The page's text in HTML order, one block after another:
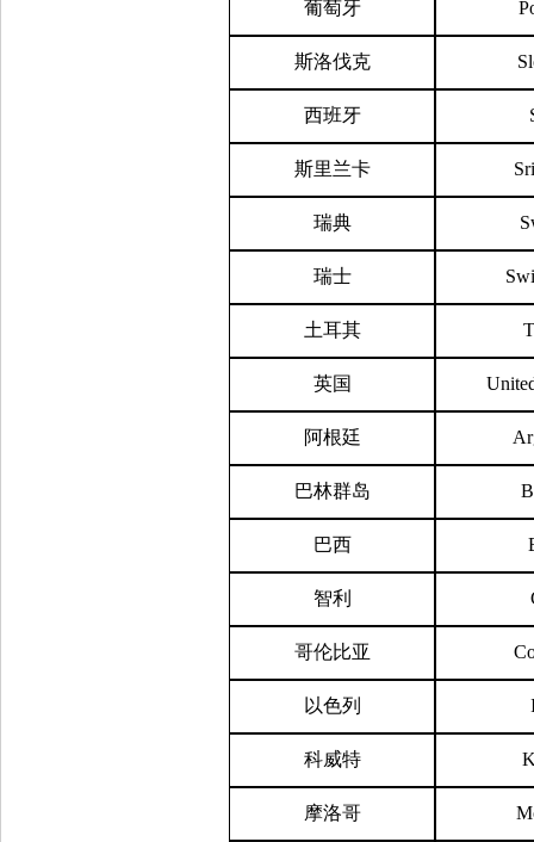
葡萄牙
斯洛伐克
西班牙
斯里兰卡
瑞典
瑞士
土耳其
英国
阿根廷
巴林群岛
巴西
智利
哥伦比亚
以色列
科威特
摩洛哥